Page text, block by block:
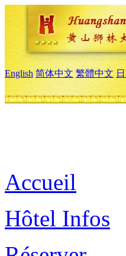
English 简体中文 繁體中文
Accueil
Hôtel Infos